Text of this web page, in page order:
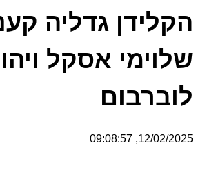
הקלידן גדליה
שלוימי אסקל
לוברבום
12/02/2025, 09:08:57